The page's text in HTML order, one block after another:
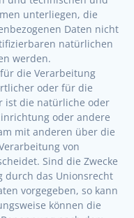
unterliegen, die
Daten nicht
natürlichen
werden.
die Verarbeitung
oder für die
ist die natürliche oder
oder andere
mit anderen über die
von
Sind die Zwecke
durch das Unionsrecht
vorgegeben, so kann
können die